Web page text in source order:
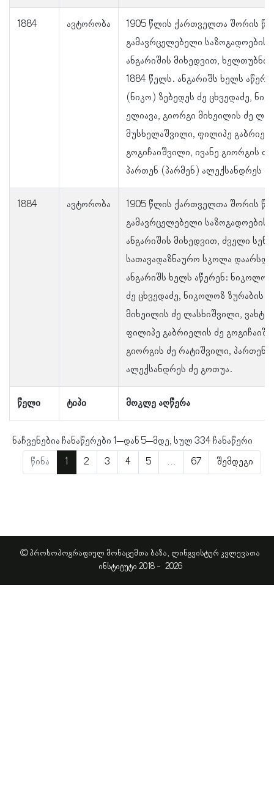
წელი ტიპი მოკლე აღწერა
1884 ავტორობა
1905 წლის ქართველთა შორის
გამავრცელებელი საზოგადოების
ანგარიშის მიხედვით,
1884 წელს. ანგარიშს ხელს
(ნიკო) ზებედეს ძე ცხვედაძე,
ელიავა, გიორგი მიხეილის ძე
მუსხელაშვილი, ფილიპე
გოგიჩაიშვილი, ივანე გიორგის
პართენ (პარმენ) ალექსანდრეს
1884 ავტორობა
1905 წლის ქართველთა შორის
გამავრცელებელი საზოგადოების
ანგარიშის მიხედვით, ძველი
სათავადაზნაურო სკოლა
ანგარიშს ხელს აწერენ:
ძე ცხვედაძე, ნიკოლოზ ზურაბის
მიხეილის ძე ლასხიშვილი,
ფილიპე გაბრიელის ძე
გიორგის ძე რატიშვილი, პართენ
ალექსანდრეს ძე გოთუა.
ნაჩვენებია ჩანაწერები 1–დან 5–მდე, სულ 334 ჩანაწერი
წინა
1 2 3 4 5 … 67 შემდეგი
© პროსოპოგრაფიულ მონაცემთა ბაზა, ლინგვისტურ კვლევათა
ინსტიტუტი 2018 - 2026